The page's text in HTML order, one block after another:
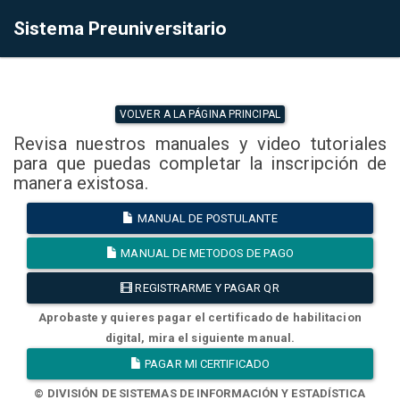
Sistema Preuniversitario
VOLVER A LA PÁGINA PRINCIPAL
Revisa nuestros manuales y video tutoriales
para que puedas completar la inscripción de
manera existosa.
MANUAL DE POSTULANTE
MANUAL DE METODOS DE PAGO
REGISTRARME Y PAGAR QR
Aprobaste y quieres pagar el certificado de habilitacion
digital, mira el siguiente manual.
PAGAR MI CERTIFICADO
© DIVISIÓN DE SISTEMAS DE INFORMACIÓN Y ESTADÍSTICA